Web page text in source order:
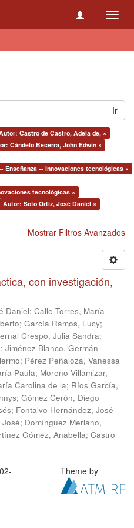
Ir
Castro de Castro, Adela de, ×
Cándelo Becerra, John Edwin ×
Enseñanza -- Innovaciones tecnológicas ×
tecnológicas ×
Autor: Soto Ortiz, José Daniel ×
Mostrar Filtros Avanzados
con investigación,
Daniel; Calle Torres, María
; García Ramos, Lucy;
Crespo, Julia Sandra;
; Jiménez Blanco, Germán
; Pérez Peñaloza, Vanessa
Paula; Moreno Villamizar,
Carolina de la; Ríos García,
; Gómez Cerón, Diego
; Fontalvo Hernández, José
; Domínguez Merlano,
Gómez, Anabella; Castro
Theme by